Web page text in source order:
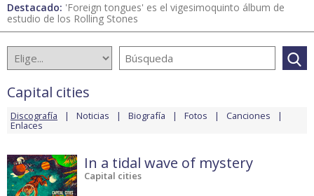
Destacado: 'Foreign tongues' es el vigesimoquinto álbum de
estudio de los Rolling Stones
Capital cities
Discografía Noticias Biografía Fotos Canciones
Enlaces
In a tidal wave of mystery
Capital cities